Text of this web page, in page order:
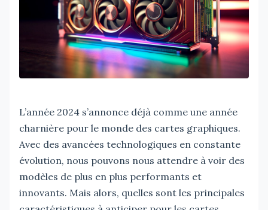
L’année 2024 s’annonce déjà comme une année
charnière pour le monde des cartes graphiques.
Avec des avancées technologiques en constante
évolution, nous pouvons nous attendre à voir des
modèles de plus en plus performants et
innovants. Mais alors, quelles sont les principales